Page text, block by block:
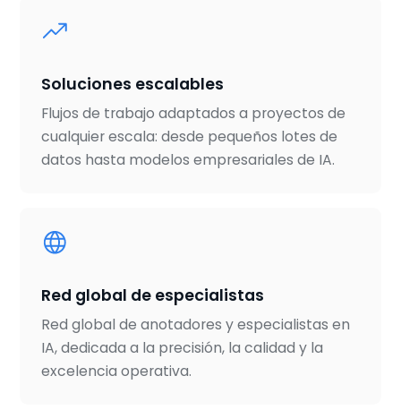
Soluciones escalables
Flujos de trabajo adaptados a proyectos de
cualquier escala: desde pequeños lotes de
datos hasta modelos empresariales de IA.
Red global de especialistas
Red global de anotadores y especialistas en
IA, dedicada a la precisión, la calidad y la
excelencia operativa.